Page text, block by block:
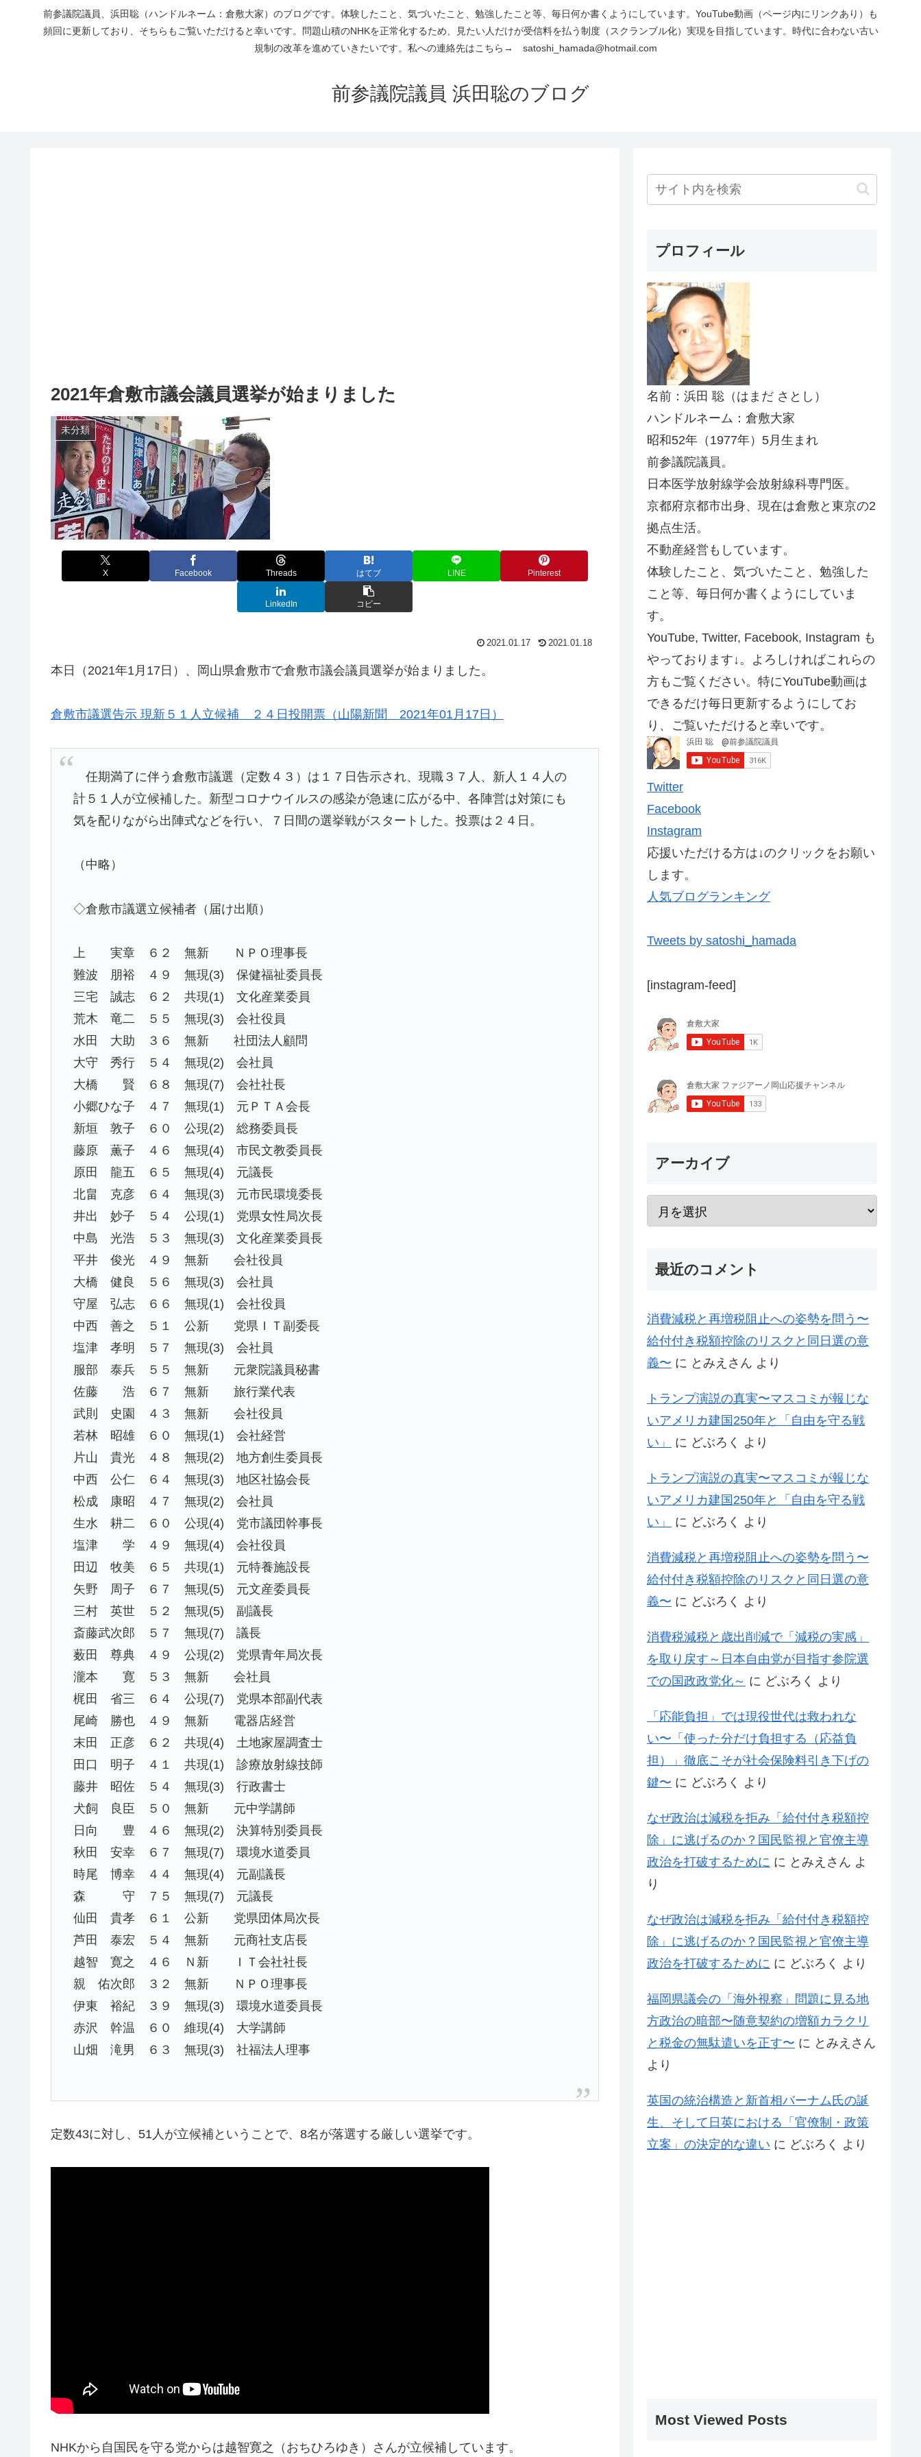
前参議院議員、浜田聡（ハンドルネーム：倉敷大家）のブログです。体験したこと、気づいたこと、勉強したこと等、毎日何か書くようにしています。YouTube動画（ページ内にリンクあり）も
頻回に更新しており、そちらもご覧いただけると幸いです。問題山積のNHKを正常化するため、見たい人だけが受信料を払う制度（スクランブル化）実現を目指しています。時代に合わない古い
規制の改革を進めていきたいです。私への連絡先はこちら→ satoshi_hamada@hotmail.com
前参議院議員 浜田聡のブログ
2021年倉敷市議会議員選挙が始まりました
未分類
X Facebook Threads はてブ LINE Pinterest
LinkedIn コピー
2021.01.17 2021.01.18
本日（2021年1月17日）、岡山県倉敷市で倉敷市議会議員選挙が始まりました。
倉敷市議選告示 現新５１人立候補 ２４日投開票（山陽新聞 2021年01月17日）
任期満了に伴う倉敷市議選（定数４３）は１７日告示され、現職３７人、新人１４人の
計５１人が立候補した。新型コロナウイルスの感染が急速に広がる中、各陣営は対策にも
気を配りながら出陣式などを行い、７日間の選挙戦がスタートした。投票は２４日。
（中略）
◇倉敷市議選立候補者（届け出順）
上 実章 ６２ 無新 ＮＰＯ理事長
難波 朋裕 ４９ 無現(3) 保健福祉委員長
三宅 誠志 ６２ 共現(1) 文化産業委員
荒木 竜二 ５５ 無現(3) 会社役員
水田 大助 ３６ 無新 社団法人顧問
大守 秀行 ５４ 無現(2) 会社員
大橋 賢 ６８ 無現(7) 会社社長
小郷ひな子 ４７ 無現(1) 元ＰＴＡ会長
新垣 敦子 ６０ 公現(2) 総務委員長
藤原 薫子 ４６ 無現(4) 市民文教委員長
原田 龍五 ６５ 無現(4) 元議長
北畠 克彦 ６４ 無現(3) 元市民環境委長
井出 妙子 ５４ 公現(1) 党県女性局次長
中島 光浩 ５３ 無現(3) 文化産業委員長
平井 俊光 ４９ 無新 会社役員
大橋 健良 ５６ 無現(3) 会社員
守屋 弘志 ６６ 無現(1) 会社役員
中西 善之 ５１ 公新 党県ＩＴ副委長
塩津 孝明 ５７ 無現(3) 会社員
服部 泰兵 ５５ 無新 元衆院議員秘書
佐藤 浩 ６７ 無新 旅行業代表
武則 史園 ４３ 無新 会社役員
若林 昭雄 ６０ 無現(1) 会社経営
片山 貴光 ４８ 無現(2) 地方創生委員長
中西 公仁 ６４ 無現(3) 地区社協会長
松成 康昭 ４７ 無現(2) 会社員
生水 耕二 ６０ 公現(4) 党市議団幹事長
塩津 学 ４９ 無現(4) 会社役員
田辺 牧美 ６５ 共現(1) 元特養施設長
矢野 周子 ６７ 無現(5) 元文産委員長
三村 英世 ５２ 無現(5) 副議長
斎藤武次郎 ５７ 無現(7) 議長
薮田 尊典 ４９ 公現(2) 党県青年局次長
瀧本 寛 ５３ 無新 会社員
梶田 省三 ６４ 公現(7) 党県本部副代表
尾崎 勝也 ４９ 無新 電器店経営
末田 正彦 ６２ 共現(4) 土地家屋調査士
田口 明子 ４１ 共現(1) 診療放射線技師
藤井 昭佐 ５４ 無現(3) 行政書士
犬飼 良臣 ５０ 無新 元中学講師
日向 豊 ４６ 無現(2) 決算特別委員長
秋田 安幸 ６７ 無現(7) 環境水道委員
時尾 博幸 ４４ 無現(4) 元副議長
森 守 ７５ 無現(7) 元議長
仙田 貴孝 ６１ 公新 党県団体局次長
芦田 泰宏 ５４ 無新 元商社支店長
越智 寛之 ４６ Ｎ新 ＩＴ会社社長
親 佑次郎 ３２ 無新 ＮＰＯ理事長
伊東 裕紀 ３９ 無現(3) 環境水道委員長
赤沢 幹温 ６０ 維現(4) 大学講師
山畑 滝男 ６３ 無現(3) 社福法人理事
定数43に対し、51人が立候補ということで、8名が落選する厳しい選挙です。
NHKから自国民を守る党からは越智寛之（おちひろゆき）さんが立候補しています。
プロフィール
名前：浜田 聡（はまだ さとし）
ハンドルネーム：倉敷大家
昭和52年（1977年）5月生まれ
前参議院議員。
日本医学放射線学会放射線科専門医。
京都府京都市出身、現在は倉敷と東京の2
拠点生活。
不動産経営もしています。
体験したこと、気づいたこと、勉強した
こと等、毎日何か書くようにしていま
す。
YouTube, Twitter, Facebook, Instagram も
やっております↓。よろしければこれらの
方もご覧ください。特にYouTube動画は
できるだけ毎日更新するようにしてお
り、ご覧いただけると幸いです。
Twitter
Facebook
Instagram
応援いただける方は↓のクリックをお願い
します。
人気ブログランキング
Tweets by satoshi_hamada
[instagram-feed]
アーカイブ
最近のコメント
消費減税と再増税阻止への姿勢を問う〜
給付付き税額控除のリスクと同日選の意
義〜 に とみえさん より
トランプ演説の真実〜マスコミが報じな
いアメリカ建国250年と「自由を守る戦
い」
に どぶろく より
トランプ演説の真実〜マスコミが報じな
いアメリカ建国250年と「自由を守る戦
い」
に どぶろく より
消費減税と再増税阻止への姿勢を問う〜
給付付き税額控除のリスクと同日選の意
義〜 に どぶろく より
消費税減税と歳出削減で「減税の実感」
を取り戻す～日本自由党が目指す参院選
での国政政党化～ に どぶろく より
「応能負担」では現役世代は救われな
い〜「使った分だけ負担する（応益負
担）」徹底こそが社会保険料引き下げの
鍵〜 に どぶろく より
なぜ政治は減税を拒み「給付付き税額控
除」に逃げるのか？国民監視と官僚主導
政治を打破するために に とみえさん よ
り
なぜ政治は減税を拒み「給付付き税額控
除」に逃げるのか？国民監視と官僚主導
政治を打破するために に どぶろく より
福岡県議会の「海外視察」問題に見る地
方政治の暗部〜随意契約の増額カラクリ
と税金の無駄遣いを正す〜 に とみえさん
より
英国の統治構造と新首相バーナム氏の誕
生、そして日英における「官僚制・政策
立案」の決定的な違い に どぶろく より
Most Viewed Posts